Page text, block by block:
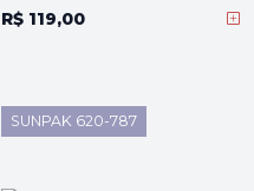
R$ 119,00
SUNPAK 620-787